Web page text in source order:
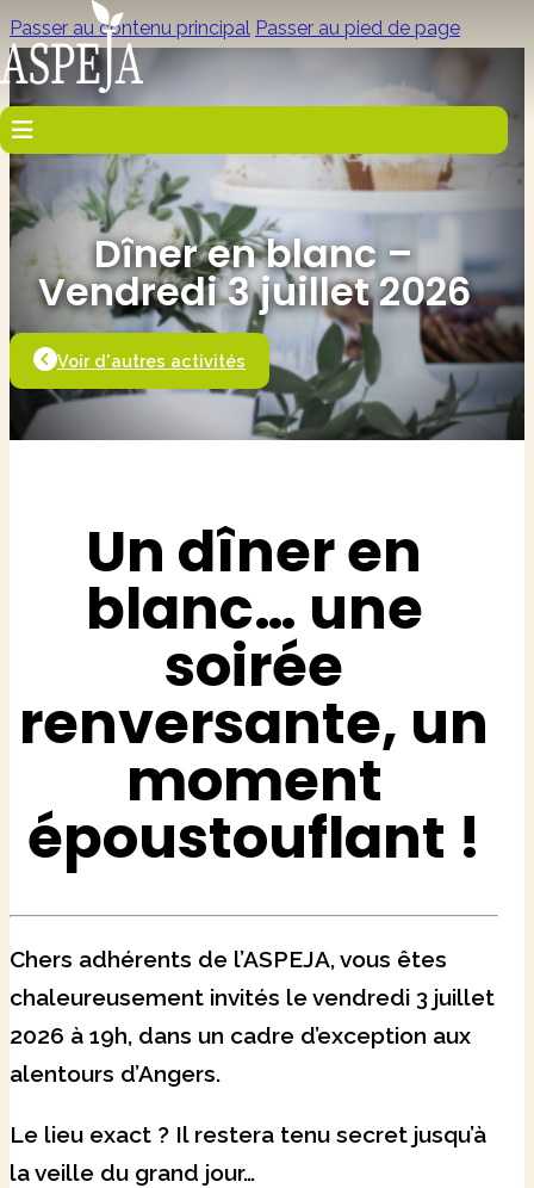
Passer au contenu principal Passer au pied de page
Dîner en blanc –
Vendredi 3 juillet 2026
Voir d'autres activités
Un dîner en
blanc… une
soirée
renversante, un
moment
époustouflant !
Chers adhérents de l’ASPEJA, vous êtes
chaleureusement invités le vendredi 3 juillet
2026 à 19h, dans un cadre d’exception aux
alentours d’Angers.
Le lieu exact ? Il restera tenu secret jusqu’à
la veille du grand jour…